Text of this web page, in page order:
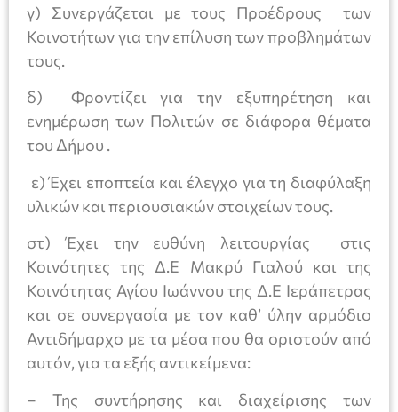
γ) Συνεργάζεται με τους Προέδρους των
Κοινοτήτων για την επίλυση των προβλημάτων
τους.
δ) Φροντίζει για την εξυπηρέτηση και
ενημέρωση των Πολιτών σε διάφορα θέματα
του Δήμου .
ε) Έχει εποπτεία και έλεγχο για τη διαφύλαξη
υλικών και περιουσιακών στοιχείων τους.
στ) Έχει την ευθύνη λειτουργίας στις
Κοινότητες της Δ.Ε Μακρύ Γιαλού και της
Κοινότητας Αγίου Ιωάννου της Δ.Ε Ιεράπετρας
και σε συνεργασία με τον καθ’ ύλην αρμόδιο
Αντιδήμαρχο με τα μέσα που θα οριστούν από
αυτόν, για τα εξής αντικείμενα:
– Της συντήρησης και διαχείρισης των